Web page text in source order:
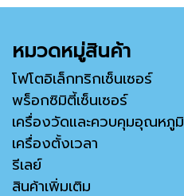
หมวดหมู่สินค้า
โฟโตอิเล็กทริกเซ็นเซอร์
พร็อกซิมิตี้เซ็นเซอร์
เครื่องวัดและควบคุมอุณหภูมิ
เครื่องตั้งเวลา
รีเลย์
สินค้าเพิ่มเติม